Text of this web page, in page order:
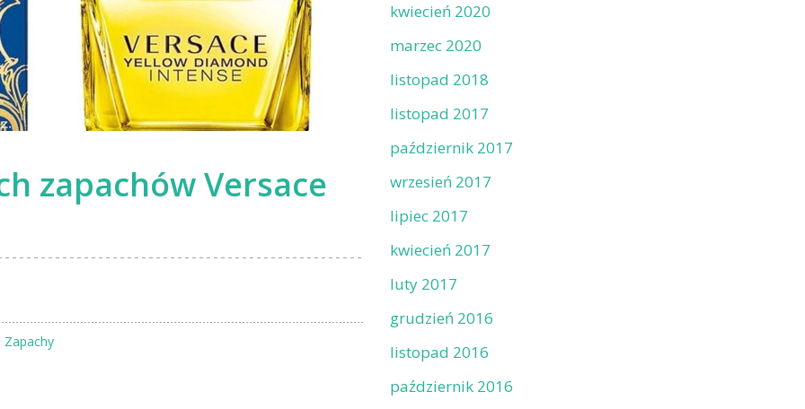
zapachów Versace
Zapachy
kwiecień 2020
marzec 2020
listopad 2018
listopad 2017
październik 2017
wrzesień 2017
lipiec 2017
kwiecień 2017
luty 2017
grudzień 2016
listopad 2016
październik 2016